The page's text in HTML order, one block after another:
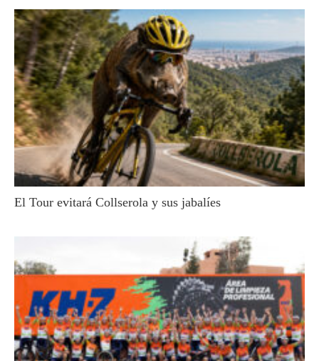
El Tour evitará Collserola y sus jabalíes